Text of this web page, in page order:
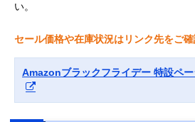
い。
セール価格や在庫状況はリンク先をご確
Amazonブラックフライデー 特設ペー